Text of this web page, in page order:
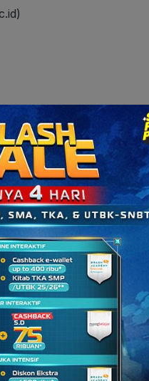
tercatat pada sistem
ini berisi informasi
kamu bisa diakses
(KRS). Nah, dengan
KRS secara online. Tak
jauh lebih praktis dan
jadwal kuliah kamu di